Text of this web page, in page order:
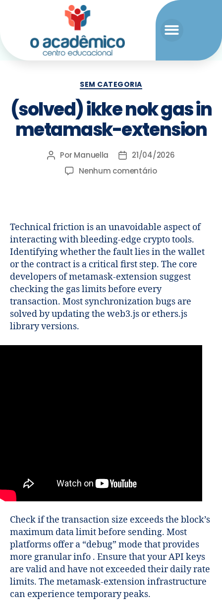
SEM CATEGORIA
(solved) ikke nok gas in
metamask-extension
Por Manuella
21/04/2026
Nenhum comentário
Technical friction is an unavoidable aspect of
interacting with bleeding-edge crypto tools.
Identifying whether the fault lies in the wallet
or the contract is a critical first step. The core
developers of metamask-extension suggest
checking the gas limits before every
transaction. Most synchronization bugs are
solved by updating the web3.js or ethers.js
library versions.
Check if the transaction size exceeds the block’s
maximum data limit before sending. Most
platforms offer a “debug” mode that provides
more granular info . Ensure that your API keys
are valid and have not exceeded their daily rate
limits. The metamask-extension infrastructure
can experience temporary peaks.